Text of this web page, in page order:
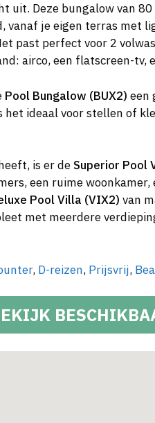
uit. Deze bungalow van
vanaf je eigen terras met
past perfect voor 2
airco, een flatscreen-tv,
Pool Bungalow (BUX2) een
ideaal voor stellen of
is er deSuperior Pool
een ruime
Pool Villa (VIX2) van
met meerdere
, D-reizen, Prijsvrij,